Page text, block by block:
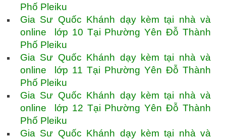
Phố Pleiku
Gia Sư Quốc Khánh dạy kèm tại nhà và
online lớp 10 Tại Phường Yên Đỗ Thành
Phố Pleiku
Gia Sư Quốc Khánh dạy kèm tại nhà và
online lớp 11 Tại Phường Yên Đỗ Thành
Phố Pleiku
Gia Sư Quốc Khánh dạy kèm tại nhà và
online lớp 12 Tại Phường Yên Đỗ Thành
Phố Pleiku
Gia Sư Quốc Khánh dạy kèm tại nhà và